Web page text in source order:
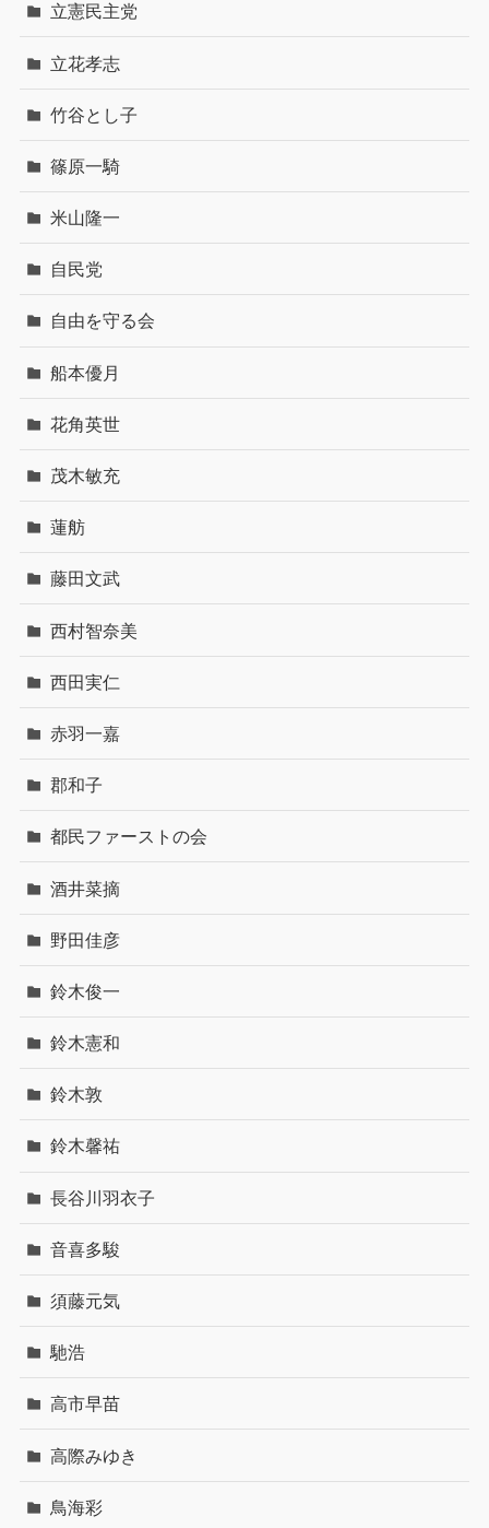
立憲民主党
立花孝志
竹谷とし子
篠原一騎
米山隆一
自民党
自由を守る会
船本優月
花角英世
茂木敏充
蓮舫
藤田文武
西村智奈美
西田実仁
赤羽一嘉
郡和子
都民ファーストの会
酒井菜摘
野田佳彦
鈴木俊一
鈴木憲和
鈴木敦
鈴木馨祐
長谷川羽衣子
音喜多駿
須藤元気
馳浩
高市早苗
高際みゆき
鳥海彩